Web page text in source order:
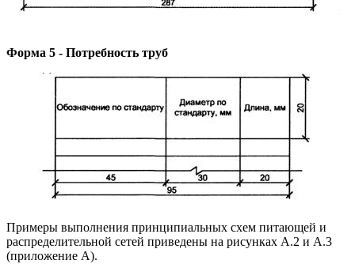
Форма 5 - Потребность труб
Примеры выполнения принципиальных схем питающей и
распределительной сетей приведены на рисунках А.2 и А.3
(приложение А).